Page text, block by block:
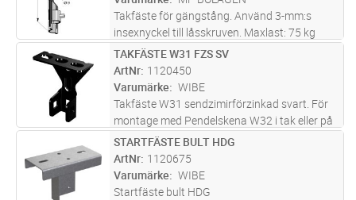
Takfäste för gängstång. Använd 3-mm:s
insexnyckel till låsskruven. Maxlast: 75 kg
Brottlast: = 1,7 ggr maxlast.
ST Lägg i kundvagn
TAKFÄSTE W31 FZS SV
ArtNr 1120450
Varumärke
WIBE
Takfäste W31 sendzimirförzinkad svart. För
montage med Pendelskena W32 i tak eller på
balk, fästet är vridbart 90 grader.
Korrosivitetsklass C2.
ST Lägg i kundvagn
STARTFÄSTE BULT HDG
ArtNr 1120675
Varumärke
WIBE
Startfäste bult HDG